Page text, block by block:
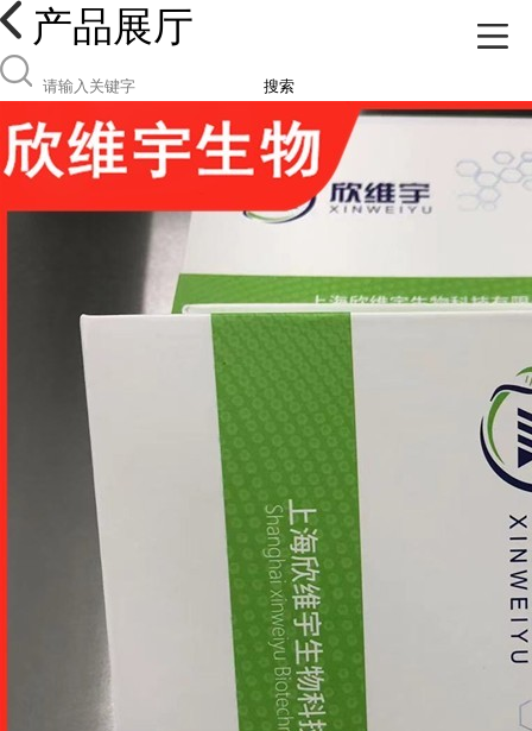
产品展厅
搜索